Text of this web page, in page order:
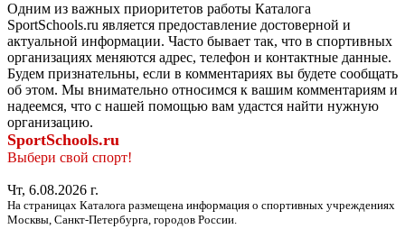
Одним из важных приоритетов работы Каталога
SportSchools.ru является предоставление достоверной и
актуальной информации. Часто бывает так, что в спортивных
организациях меняются адрес, телефон и контактные данные.
Будем признательны, если в комментариях вы будете сообщать
об этом. Мы внимательно относимся к вашим комментариям и
надеемся, что с нашей помощью вам удастся найти нужную
организацию.
SportSchools.ru
Выбери свой спорт!
Чт, 6.08.2026 г.
На страницах Каталога размещена информация о спортивных учреждениях
Москвы, Санкт-Петербурга, городов России.